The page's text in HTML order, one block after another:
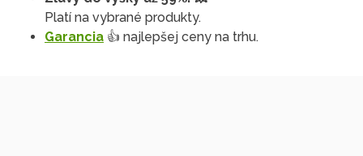
Platí na vybrané produkty.
Garancia 👍 najlepšej ceny na trhu.
Na našich webových stránkach používame niekoľko kategórií
Rozumiem